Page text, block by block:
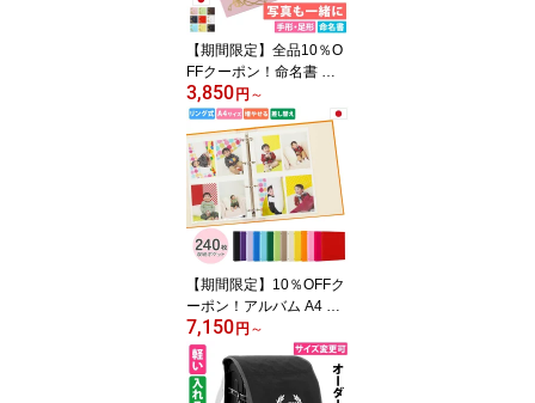
【期間限定】全品10％O
FFクーポン！命名書 手
形 足形 写真 お名前が全
部入る 命名台紙 日本製
お七夜 赤ちゃん 出産祝
い ベビー メモリアル ア
ルバム【まり】台紙 命名
紙 お七夜 名づけ 赤ちゃ
ん ベビー 出生記念 メモ
リアル 命名ボード 手形
足型 内祝い 出産祝い 祖
父母
3,850 円 ～
【期間限定】10％OFFク
ーポン！アルバム A4 リ
ング式 無地 大容量240枚
収納 L判 LW判対応 2Lも
追加台紙対応 差し替え自
由 フォトアルバム 写真
7,150 円 ～